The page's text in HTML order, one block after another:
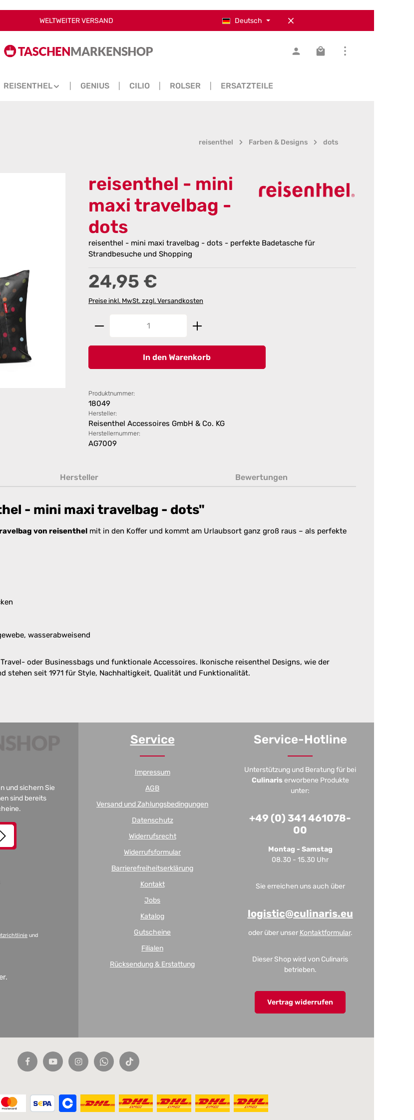
WELTWEITER VERSAND Deutsch
Warenkorb enthält 0
REISENTHEL GENIUS CILIO ROLSER ERSATZTEILE
reisenthel Farben & Designs dots
reisenthel - mini
maxi travelbag -
dots
reisenthel - mini maxi travelbag - dots - perfekte Badetasche für
Strandbesuche und Shopping
Regulärer Preis:
24,95 €
Preise inkl. MwSt. zzgl. Versandkosten
Produkt Anzahl: Gib den gewünschten Wert ein oder
In den Warenkorb
Produktnummer:
18049
Hersteller:
Reisenthel Accessoires GmbH & Co. KG
Herstellernummer:
AG7009
Hersteller Bewertungen
- mini maxi travelbag - dots"
von reisenthel mit in den Koffer und kommt am Urlaubsort ganz groß raus – als perfekte
wasserabweisend
oder Businessbags und funktionale Accessoires. Ikonische reisenthel Designs, wie der
stehen seit 1971 für Style, Nachhaltigkeit, Qualität und Funktionalität.
und sichern Sie
sind bereits
und
Service
Impressum
AGB
Versand und Zahlungsbedingungen
Datenschutz
Widerrufsrecht
Widerrufsformular
Barrierefreiheitserklärung
Kontakt
Jobs
Katalog
Gutscheine
Filialen
Rücksendung & Erstattung
Service-Hotline
Unterstützung und Beratung für bei
Culinaris erworbene Produkte
unter:
+49 (0) 341 461078-
00
Montag - Samstag
08.30 - 15.30 Uhr
Sie erreichen uns auch über
logistic@culinaris.eu
oder über unser Kontaktformular.
Dieser Shop wird von Culinaris
betrieben.
Vertrag widerrufen